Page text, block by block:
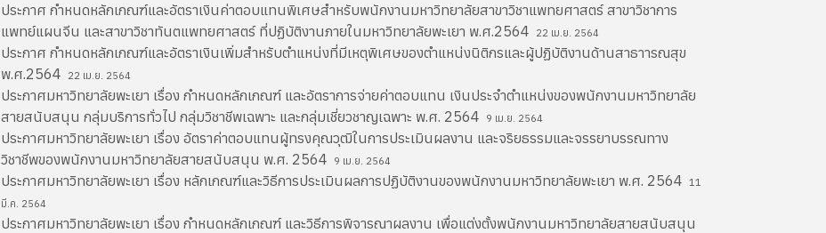
ประกาศ กำหนดหลักเกณฑ์และอัตราเงินค่าตอบแทนพิเศษสำหรับพนักงานมหาวิทยาลัยสาขาวิชาแพทยศาสตร์ สาขาวิชาการ
แพทย์แผนจีน และสาขาวิชาทันตแพทยศาสตร์ ที่ปฏิบัติงานภายในมหาวิทยาลัยพะเยา พ.ศ.2564
22 เม.ย. 2564
ประกาศ กำหนดหลักเกณฑ์และอัตราเงินเพิ่มสำหรับตำแหน่งที่มีเหตุพิเศษของตำแหน่งนิติกรและผู้ปฏิบัติงานด้านสาธาารณสุข
พ.ศ.2564
22 เม.ย. 2564
ประกาศมหาวิทยาลัยพะเยา เรื่อง กำหนดหลักเกณฑ์ และอัตราการจ่ายค่าตอบแทน เงินประจำตำแหน่งของพนักงานมหาวิทยาลัย
สายสนับสนุน กลุ่มบริการทั่วไป กลุ่มวิชาชีพเฉพาะ และกลุ่มเชี่ยวชาญเฉพาะ พ.ศ. 2564
9 เม.ย. 2564
ประกาศมหาวิทยาลัยพะเยา เรื่อง อัตราค่าตอบแทนผู้ทรงคุณวุฒิในการประเมินผลงาน และจริยธรรมและจรรยาบรรณทาง
วิชาชีพของพนักงานมหาวิทยาลัยสายสนับสนุน พ.ศ. 2564
9 เม.ย. 2564
ประกาศมหาวิทยาลัยพะเยา เรื่อง หลักเกณฑ์และวิธีการประเมินผลการปฏิบัติงานของพนักงานมหาวิทยาลัยพะเยา พ.ศ. 2564 11
มี.ค. 2564
ประกาศมหาวิทยาลัยพะเยา เรื่อง กำหนดหลักเกณฑ์ และวิธีการพิจารณาผลงาน เพื่อแต่งตั้งพนักงานมหาวิทยาลัยสายสนับสนุน